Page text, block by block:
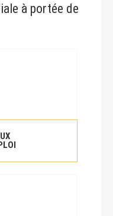
à portée de